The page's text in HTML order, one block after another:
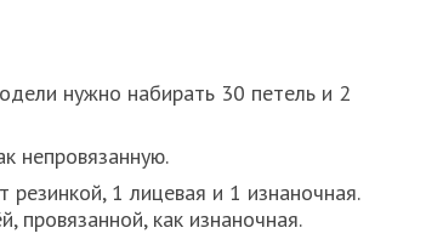
нужно набирать 30 петель и 2
непровязанную.
1 лицевая и 1 изнаночная.
провязанной, как изнаночная.